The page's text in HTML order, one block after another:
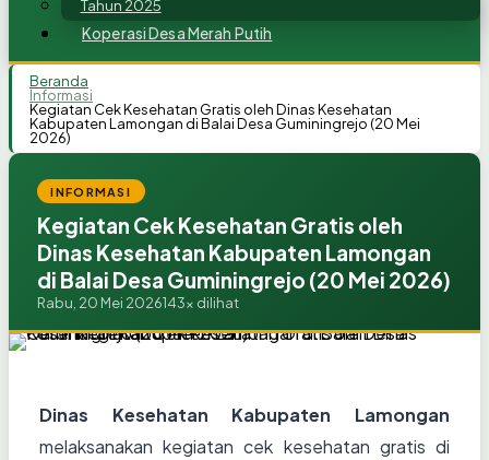
Tahun 2025
Koperasi Desa Merah Putih
Beranda
Informasi
Kegiatan Cek Kesehatan Gratis oleh Dinas Kesehatan
Kabupaten Lamongan di Balai Desa Guminingrejo (20 Mei
2026)
INFORMASI
Kegiatan Cek Kesehatan Gratis oleh
Dinas Kesehatan Kabupaten Lamongan
di Balai Desa Guminingrejo (20 Mei 2026)
Rabu, 20 Mei 2026143x dilihat
Dinas Kesehatan Kabupaten Lamongan
melaksanakan kegiatan cek kesehatan gratis di